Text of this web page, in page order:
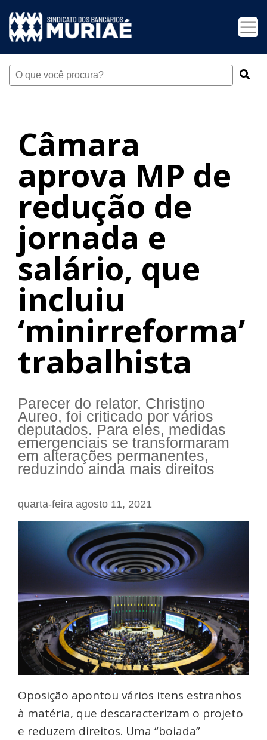
Câmara
aprova MP de
redução de
jornada e
salário, que
incluiu
‘minirreforma’
trabalhista
Parecer do relator, Christino
Aureo, foi criticado por vários
deputados. Para eles, medidas
emergenciais se transformaram
em alterações permanentes,
reduzindo ainda mais direitos
quarta-feira agosto 11, 2021
Oposição apontou vários itens estranhos
à matéria, que descaracterizam o projeto
e reduzem direitos. Uma “boiada”